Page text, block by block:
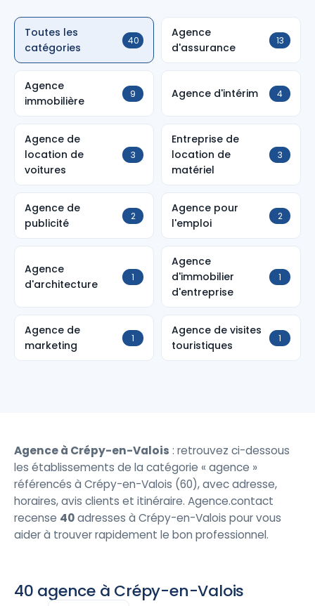
Toutes les
catégories
40
Agence
d'assurance
13
Agence
immobilière
9 Agence d'intérim 4
Agence de
location de
voitures
3
Entreprise de
location de
matériel
3
Agence de
publicité
2
Agence pour
l'emploi
2
Agence
d'architecture
1
Agence
d'immobilier
d'entreprise
1
Agence de
marketing
1
Agence de visites
touristiques
1
Agence à Crépy-en-Valois : retrouvez ci-dessous
les établissements de la catégorie « agence »
référencés à Crépy-en-Valois (60), avec adresse,
horaires, avis clients et itinéraire. Agence.contact
recense 40adresses à Crépy-en-Valois pour vous
aider à trouver rapidement le bon professionnel.
40 agence à Crépy-en-Valois